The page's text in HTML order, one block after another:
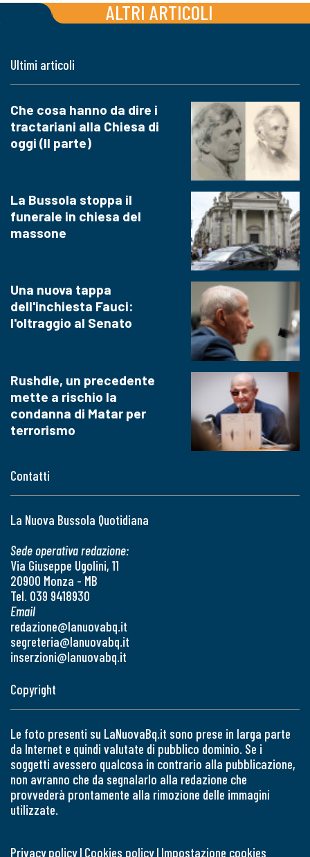
ALTRI ARTICOLI
Contatti
La Nuova Bussola Quotidiana
Sede operativa redazione:
Via Giuseppe Ugolini, 11
20900 Monza - MB
Tel. 039 9418930
Email
redazione@lanuovabq.it
segreteria@lanuovabq.it
inserzioni@lanuovabq.it
Ultimi articoli
Che cosa hanno da dire i
tractariani alla Chiesa di
oggi (II parte)
La Bussola stoppa il
funerale in chiesa del
massone
Una nuova tappa
dell'inchiesta Fauci:
l'oltraggio al Senato
Rushdie, un precedente
mette a rischio la
condanna di Matar per
terrorismo
Copyright
Le foto presenti su LaNuovaBq.it sono prese in larga parte
da Internet e quindi valutate di pubblico dominio. Se i
soggetti avessero qualcosa in contrario alla pubblicazione,
non avranno che da segnalarlo alla redazione che
provvederà prontamente alla rimozione delle immagini
utilizzate.
Privacy policy| Cookies policy| Impostazione cookies